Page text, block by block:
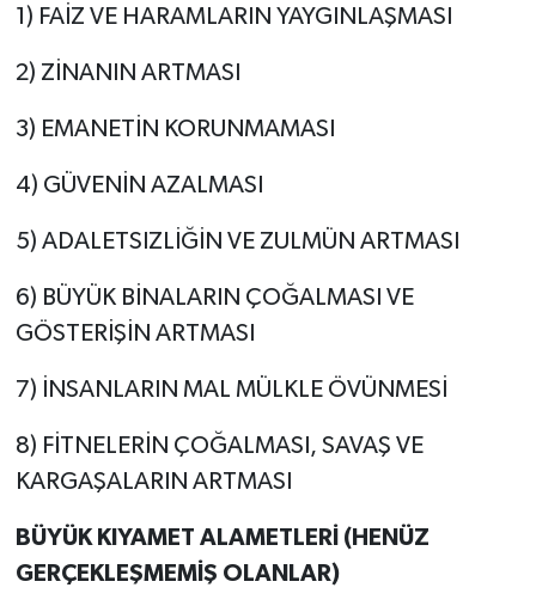
1) FAİZ VE HARAMLARIN YAYGINLAŞMASI
2) ZİNANIN ARTMASI
3) EMANETİN KORUNMAMASI
4) GÜVENİN AZALMASI
5) ADALETSIZLİĞİN VE ZULMÜN ARTMASI
6) BÜYÜK BİNALARIN ÇOĞALMASI VE
GÖSTERİŞİN ARTMASI
7) İNSANLARIN MAL MÜLKLE ÖVÜNMESİ
8) FİTNELERİN ÇOĞALMASI, SAVAŞ VE
KARGAŞALARIN ARTMASI
BÜYÜK KIYAMET ALAMETLERİ (HENÜZ
GERÇEKLEŞMEMİŞ OLANLAR)